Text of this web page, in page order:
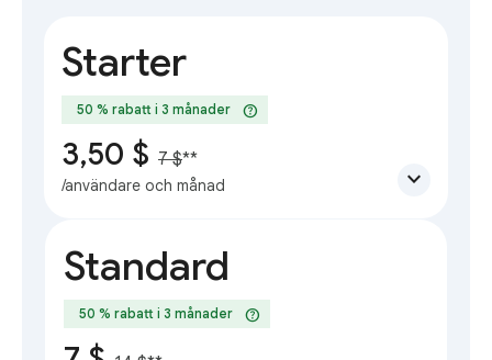
Starter
50 % rabatt i 3 månader help
3,50 $ 7 $**
/användare och månad expand_more
Standard
50 % rabatt i 3 månader help